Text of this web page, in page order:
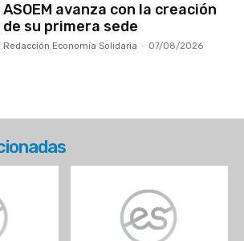
ASOEM avanza con la creación
de su primera sede
Redacción Economía Solidaria - 07/08/2026